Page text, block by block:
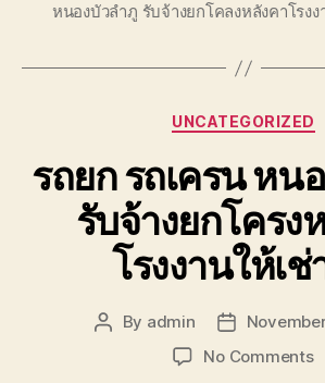
หนองบัวลำภู รับจ้างยกโคลงหลังคาโรงง
UNCATEGORIZED
รถยก รถเครน หน
รับจ้างยกโครง
โรงงานให้เช่
Post
By admin
Post
date
No Commentson